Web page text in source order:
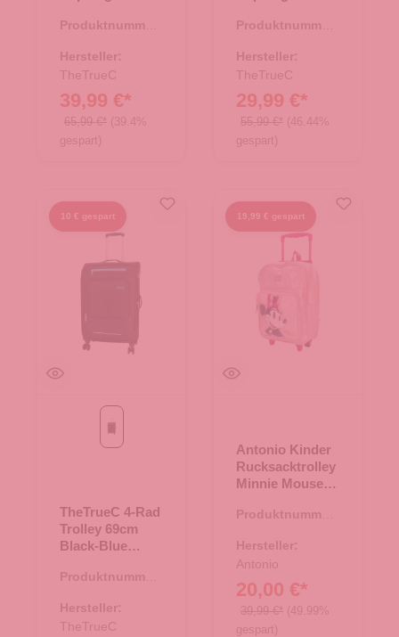
Flieder
Produktnummer:
Hersteller:
TheTrueC
39,99 €*
65,99 €* (39.4%
gespart)
berry
Produktnummer:
Hersteller:
TheTrueC
29,99 €*
55,99 €* (46.44%
gespart)
10 € gespart
Black
TheTrueC 4-Rad
Trolley 69cm
Black-Blue
Produktnummer:
Hersteller:
TheTrueC
19,99 € gespart
Antonio Kinder
Rucksacktrolley
Minnie Mouse -
Produktnummer:
Hersteller:
Antonio
20,00 €*
39,99 €* (49.99%
gespart)